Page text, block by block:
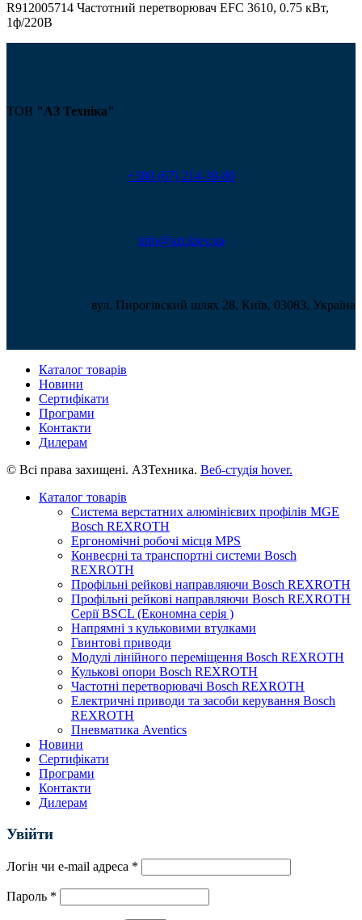
R912005714 Частотний перетворювач EFC 3610, 0.75 кВт,
1ф/220В
ТОВ "АЗ Техніка"
+380 (67) 214-39-80
info@azt.kiev.ua
вул. Пирогівский шлях 28, Київ, 03083, Україна
Каталог товарів
Новини
Сертифікати
Програми
Контакти
Дилерам
© Всі права захищені. АЗТехника. Веб-студія hover.
Каталог товарів
Система верстатних алюмінієвих профілів MGE
Bosch REXROTH
Ергономічні робочі місця MPS
Конвеєрні та транспортні системи Bosch
REXROTH
Профільні рейкові направляючи Bosch REXROTH
Профільні рейкові направляючи Bosch REXROTH
Серії BSCL (Економна серія )
Напрямні з кульковими втулками
Гвинтові приводи
Модулі лінійного переміщення Bosch REXROTH
Кулькові опори Bosch REXROTH
Частотні перетворювачі Bosch REXROTH
Електричні приводи та засоби керування Bosch
REXROTH
Пневматика Aventics
Новини
Сертифікати
Програми
Контакти
Дилерам
Увійти
Логін чи e-mail адреса *
Пароль *